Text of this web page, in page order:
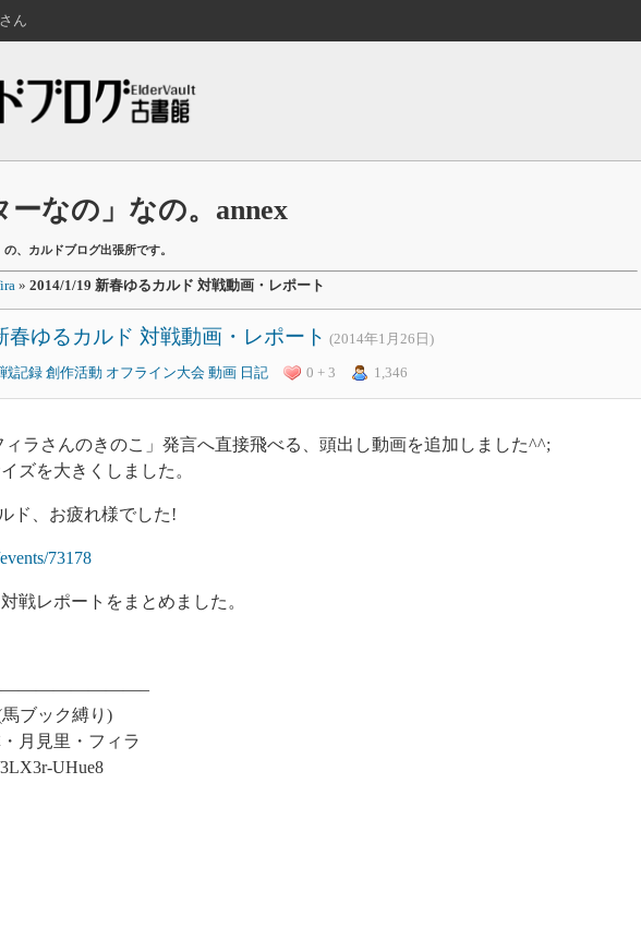
さん
ーなの」なの。annex
、カルドブログ出張所です。
» 2014/1/19 新春ゆるカルド 対戦動画・レポート
春ゆるカルド 対戦動画・レポート (2014年1月26日)
記録 創作活動 オフライン大会 動画 日記 0 + 3 1,346
ィラさんのきのこ」発言へ直接飛べる、頭出し動画を追加しました^^;
ズを大きくしました。
ド、お疲れ様でした!
73178
戦レポートをまとめました。
ブック縛り)
月見里・フィラ
UHue8